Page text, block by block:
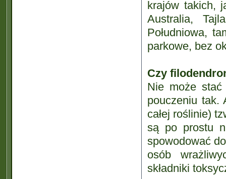
krajów takich,
Australia,
Południowa,
parkowe, bez
Czy
Nie może
pouczeniu
całej roślinie)
są po prostu
spowodować
osób
składniki